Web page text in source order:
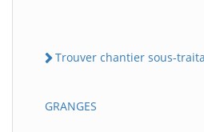
Trouver chantier sous-
GRANGES